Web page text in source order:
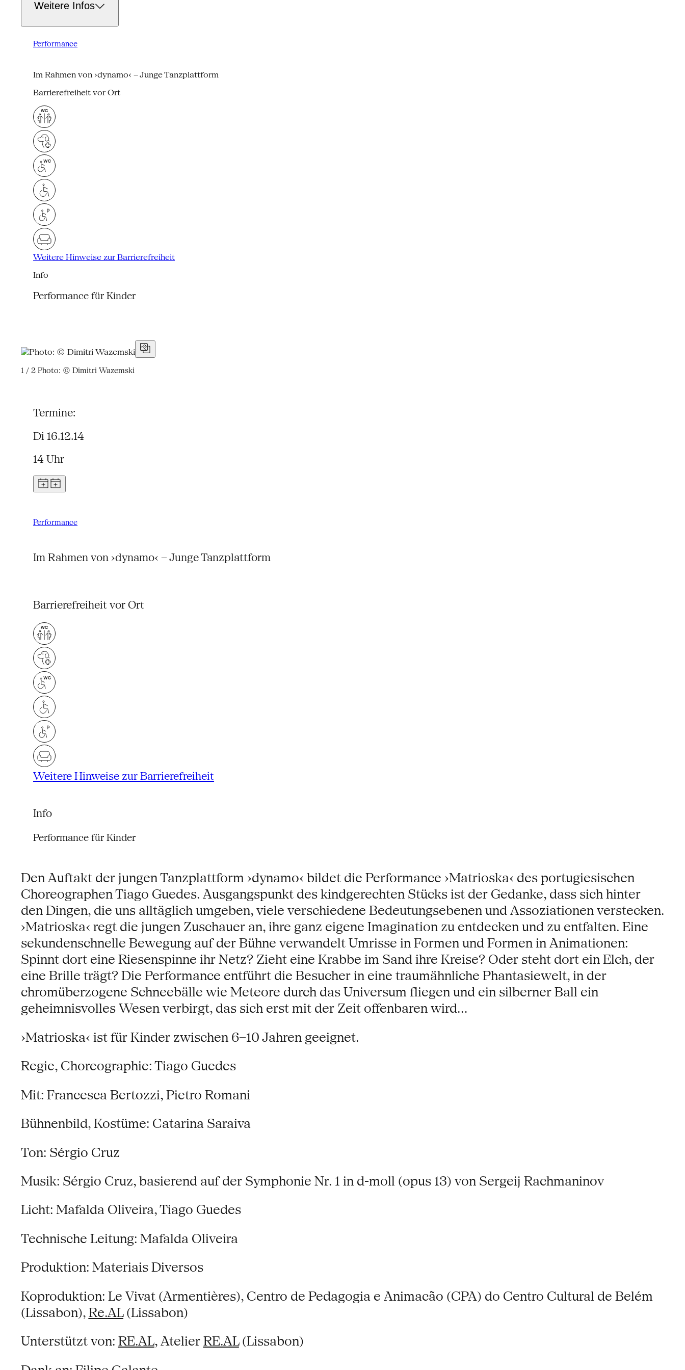
Weitere Infos
Performance
Im Rahmen von ›dynamo‹ – Junge Tanzplattform
Barrierefreiheit vor Ort
Weitere Hinweise zur Barrierefreiheit
Info
Performance für Kinder
1 / 2Photo: © Dimitri Wazemski
Termine:
Di 16.12.14
14 Uhr
Performance
Im Rahmen von ›dynamo‹ – Junge Tanzplattform
Barrierefreiheit vor Ort
Weitere Hinweise zur Barrierefreiheit
Info
Performance für Kinder
Den Auftakt der jungen Tanzplattform ›dynamo‹ bildet die Performance ›Matrioska‹ des portugiesischen
Choreographen Tiago Guedes. Ausgangspunkt des kindgerechten Stücks ist der Gedanke, dass sich hinter
den Dingen, die uns alltäglich umgeben, viele verschiedene Bedeutungsebenen und Assoziationen verstecken.
›Matrioska‹ regt die jungen Zuschauer an, ihre ganz eigene Imagination zu entdecken und zu entfalten. Eine
sekundenschnelle Bewegung auf der Bühne verwandelt Umrisse in Formen und Formen in Animationen:
Spinnt dort eine Riesenspinne ihr Netz? Zieht eine Krabbe im Sand ihre Kreise? Oder steht dort ein Elch, der
eine Brille trägt? Die Performance entführt die Besucher in eine traumähnliche Phantasiewelt, in der
chromüberzogene Schneebälle wie Meteore durch das Universum fliegen und ein silberner Ball ein
geheimnisvolles Wesen verbirgt, das sich erst mit der Zeit offenbaren wird…
›Matrioska‹ ist für Kinder zwischen 6–10 Jahren geeignet.
Regie, Choreographie: Tiago Guedes
Mit: Francesca Bertozzi, Pietro Romani
Bühnenbild, Kostüme: Catarina Saraiva
Ton: Sérgio Cruz
Musik: Sérgio Cruz, basierend auf der Symphonie Nr. 1 in d-moll (opus 13) von Sergeij Rachmaninov
Licht: Mafalda Oliveira, Tiago Guedes
Technische Leitung: Mafalda Oliveira
Produktion: Materiais Diversos
Koproduktion: Le Vivat (Armentières), Centro de Pedagogia e Animacão (CPA) do Centro Cultural de Belém
(Lissabon), Re.AL(Lissabon)
Unterstützt von: RE.AL, Atelier RE.AL(Lissabon)